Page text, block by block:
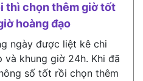
thì chọn thêm giờ tốt
hoàng đạo
ngày được liệt kê chi
khung giờ 24h. Khi đã
số tốt rồi chọn thêm